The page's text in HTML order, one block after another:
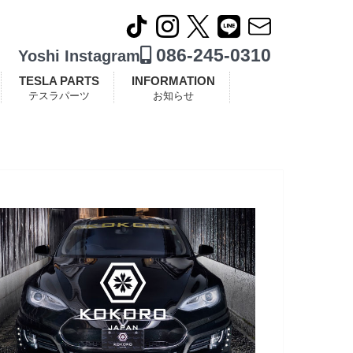
Yoshi Instagram 086-245-0310
TESLA PARTS
テスラパーツ
INFORMATION
お知らせ